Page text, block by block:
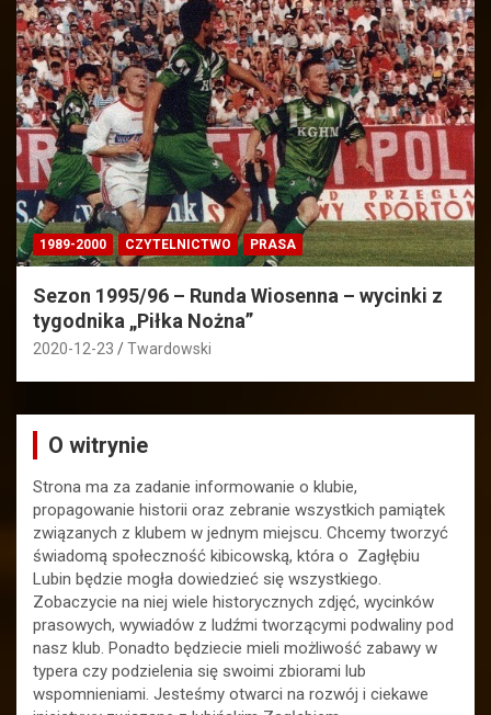
1989-2000 CZYTELNICTWO PRASA
Sezon 1995/96 – Runda Wiosenna – wycinki z
tygodnika „Piłka Nożna”
2020-12-23 Twardowski
O witrynie
Strona ma za zadanie informowanie o klubie,
propagowanie historii oraz zebranie wszystkich pamiątek
związanych z klubem w jednym miejscu. Chcemy tworzyć
świadomą społeczność kibicowską, która o Zagłębiu
Lubin będzie mogła dowiedzieć się wszystkiego.
Zobaczycie na niej wiele historycznych zdjęć, wycinków
prasowych, wywiadów z ludźmi tworzącymi podwaliny pod
nasz klub. Ponadto będziecie mieli możliwość zabawy w
typera czy podzielenia się swoimi zbiorami lub
wspomnieniami. Jesteśmy otwarci na rozwój i ciekawe